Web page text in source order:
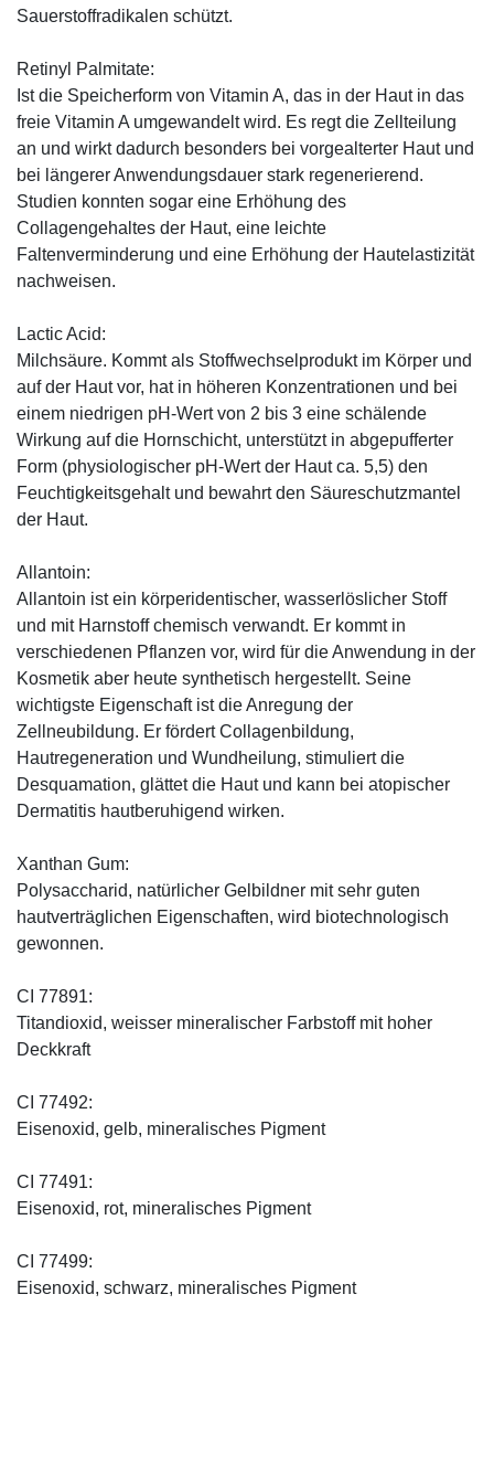
Sauerstoffradikalen schützt.
Retinyl Palmitate:
Ist die Speicherform von Vitamin A, das in der Haut in das
freie Vitamin A umgewandelt wird. Es regt die Zellteilung
an und wirkt dadurch besonders bei vorgealterter Haut und
bei längerer Anwendungsdauer stark regenerierend.
Studien konnten sogar eine Erhöhung des
Collagengehaltes der Haut, eine leichte
Faltenverminderung und eine Erhöhung der Hautelastizität
nachweisen.
Lactic Acid:
Milchsäure. Kommt als Stoffwechselprodukt im Körper und
auf der Haut vor, hat in höheren Konzentrationen und bei
einem niedrigen pH-Wert von 2 bis 3 eine schälende
Wirkung auf die Hornschicht, unterstützt in abgepufferter
Form (physiologischer pH-Wert der Haut ca. 5,5) den
Feuchtigkeitsgehalt und bewahrt den Säureschutzmantel
der Haut.
Allantoin:
Allantoin ist ein körperidentischer, wasserlöslicher Stoff
und mit Harnstoff chemisch verwandt. Er kommt in
verschiedenen Pflanzen vor, wird für die Anwendung in der
Kosmetik aber heute synthetisch hergestellt. Seine
wichtigste Eigenschaft ist die Anregung der
Zellneubildung. Er fördert Collagenbildung,
Hautregeneration und Wundheilung, stimuliert die
Desquamation, glättet die Haut und kann bei atopischer
Dermatitis hautberuhigend wirken.
Xanthan Gum:
Polysaccharid, natürlicher Gelbildner mit sehr guten
hautverträglichen Eigenschaften, wird biotechnologisch
gewonnen.
CI 77891:
Titandioxid, weisser mineralischer Farbstoff mit hoher
Deckkraft
CI 77492:
Eisenoxid, gelb, mineralisches Pigment
CI 77491:
Eisenoxid, rot, mineralisches Pigment
CI 77499:
Eisenoxid, schwarz, mineralisches Pigment